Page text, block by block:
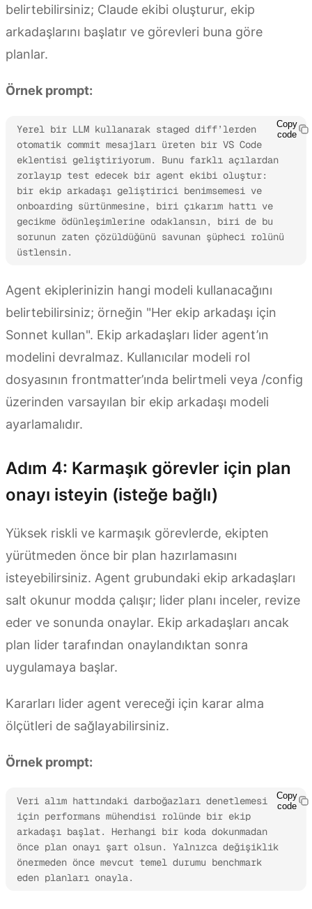
belirtebilirsiniz; Claude ekibi oluşturur, ekip
arkadaşlarını başlatır ve görevleri buna göre
planlar.
Örnek prompt:
Yerel bir LLM kullanarak staged diff’lerden
otomatik commit mesajları üreten bir VS Code
eklentisi geliştiriyorum. Bunu farklı açılardan
zorlayıp test edecek bir agent ekibi oluştur:
bir ekip arkadaşı geliştirici benimsemesi ve
onboarding sürtünmesine, biri çıkarım hattı ve
gecikme ödünleşimlerine odaklansın, biri de bu
sorunun zaten çözüldüğünü savunan şüpheci rolünü
üstlensin.
Copy
code
Agent ekiplerinizin hangi modeli kullanacağını
belirtebilirsiniz; örneğin "Her ekip arkadaşı için
Sonnet kullan". Ekip arkadaşları lider agent’ın
modelini devralmaz. Kullanıcılar modeli rol
dosyasının frontmatter’ında belirtmeli veya /config
üzerinden varsayılan bir ekip arkadaşı modeli
ayarlamalıdır.
Adım 4: Karmaşık görevler için plan
onayı isteyin (isteğe bağlı)
Yüksek riskli ve karmaşık görevlerde, ekipten
yürütmeden önce bir plan hazırlamasını
isteyebilirsiniz. Agent grubundaki ekip arkadaşları
salt okunur modda çalışır; lider planı inceler, revize
eder ve sonunda onaylar. Ekip arkadaşları ancak
plan lider tarafından onaylandıktan sonra
uygulamaya başlar.
Kararları lider agent vereceği için karar alma
ölçütleri de sağlayabilirsiniz.
Örnek prompt:
Veri alım hattındaki darboğazları denetlemesi
için performans mühendisi rolünde bir ekip
arkadaşı başlat. Herhangi bir koda dokunmadan
önce plan onayı şart olsun. Yalnızca değişiklik
önermeden önce mevcut temel durumu benchmark
eden planları onayla.
Copy
code